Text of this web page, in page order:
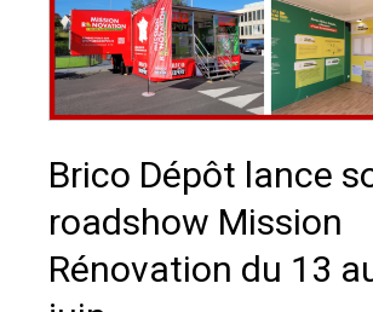
Brico Dépôt lance
roadshow Mission
Rénovation du 13